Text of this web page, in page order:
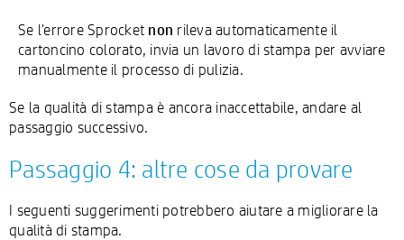
Se l'errore Sprocket non rileva automaticamente il
cartoncino colorato, invia un lavoro di stampa per avviare
manualmente il processo di pulizia.
Se la qualità di stampa è ancora inaccettabile, andare al
passaggio successivo.
Passaggio 4: altre cose da provare
I seguenti suggerimenti potrebbero aiutare a migliorare la
qualità di stampa.